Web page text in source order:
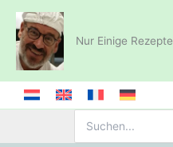
Zum
Inhalt
springen
Nur Einige Rezepte
nach: